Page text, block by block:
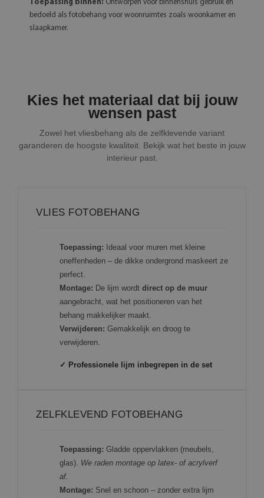
Toepassing binnen: Ontworpen voor binnenshuis gebruik en
bedoeld als fotobehang voor woonruimtes zoals woonkamer en
slaapkamer.
Kies het materiaal dat bij jouw
wensen past
Zowel het vliesbehang als de zelfklevende variant
garanderen de hoogste kwaliteit. Bekijk wat het beste in jouw
interieur past.
VLIES FOTOBEHANG
Toepassing: Ideaal voor muren met kleine
oneffenheden – de dikke ondergrond maskeert ze
perfect.
Montage: De lijm wordt direct op de muur
aangebracht, wat het positioneren van het
behang makkelijker maakt.
Verwijderen: Gemakkelijk en droog te
verwijderen.
✓ Professionele lijm inbegrepen in de set
ZELFKLEVEND FOTOBEHANG
Toepassing: Gladde oppervlakken (meubels,
glas). We raden montage op latex- of acrylverf
af.
Montage: Snel en schoon – zonder extra lijm